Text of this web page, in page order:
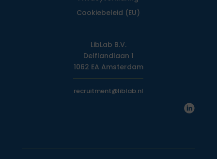
Cookiebeleid (EU)
LibLab B.V.
Delflandlaan 1
1062 EA Amsterdam
recruitment@liblab.nl